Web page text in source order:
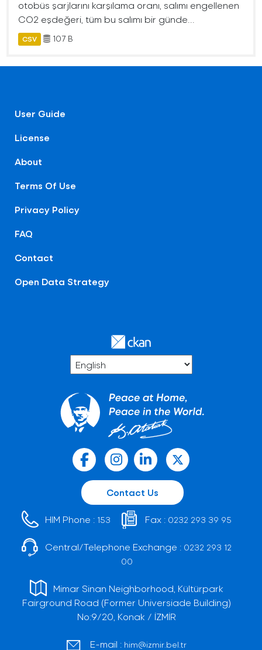
otobüs şarjlarını karşılama oranı, salımı engellenen
CO2 eşdeğeri, tüm bu salımı bir günde...
CSV 107 B
User Guide
License
About
Terms Of Use
Privacy Policy
FAQ
Contact
Open Data Strategy
Contact Us
HIM Phone : 153 Fax : 0232 293 39 95
Central/Telephone Exchange : 0232 293 12
00
Mimar Sinan Neighborhood, Kültürpark
Fairground Road (Former Universiade Building)
No:9/20, Konak / İZMİR
E-mail : him@izmir.bel.tr